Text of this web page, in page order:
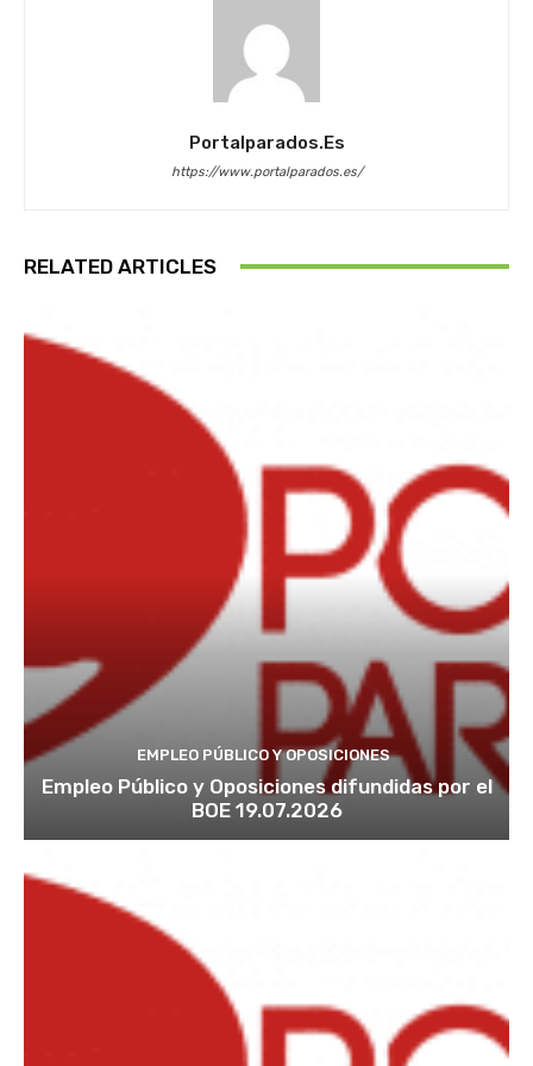
Portalparados.es
https://www.portalparados.es/
RELATED ARTICLES
EMPLEO PÚBLICO Y OPOSICIONES
Empleo Público y Oposiciones difundidas por el
BOE 19.07.2026